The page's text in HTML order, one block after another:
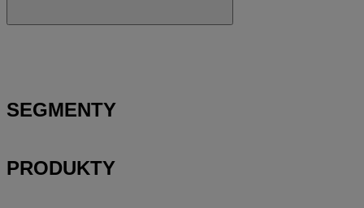
SEGMENTY
PRODUKTY